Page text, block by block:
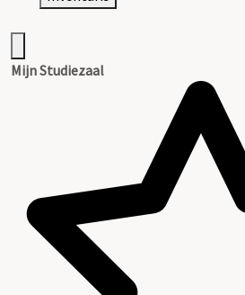
Mijn Studiezaal